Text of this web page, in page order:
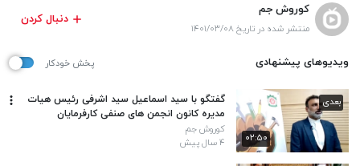
کوروش جم
منتشر شده در تاریخ ۱۴۰۱/۰۳/۰۸
دنبال کردن
ویدیوهای پیشنهادی پخش خودکار
۰۲:۵۰
بعدی
گفتگو با سید اسماعیل سید اشرفی رئیس هیات
مدیره کانون انجمن های صنفی کارفرمایان
آموزشگاه های آزاد فنی و حرفه ای کشور – داخل
همایش
کوروش جم
۴ سال پیش